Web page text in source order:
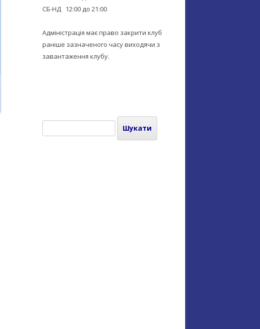
СБ-НД 12:00 до 21:00
Адміністрація має право закрити клуб
раніше зазначеного часу виходячи з
завантаження клубу.
Пошук: